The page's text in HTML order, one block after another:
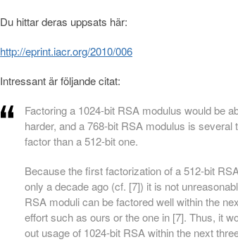
Du hittar deras uppsats här:
http://eprint.iacr.org/2010/006
Intressant är följande citat:
Factoring a 1024-bit RSA modulus would be
harder, and a 768-bit RSA modulus is
factor than a 512-bit one.
Because the first factorization of a 512-bit
only a decade ago (cf. [7]) it is not
RSA moduli can be factored well within the
effort such as ours or the one in [7]. Thus, it
out usage of 1024-bit RSA within the next